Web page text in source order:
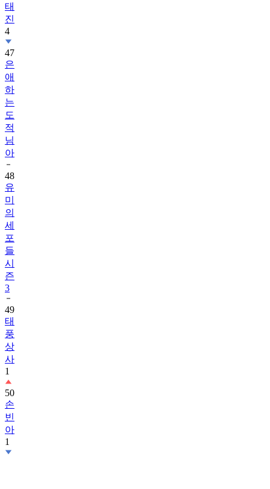
태
진
4
47
은
애
하
는
도
적
님
아
48
유
미
의
세
포
들
시
즌
3
49
태
풍
상
사
1
50
손
빈
아
1